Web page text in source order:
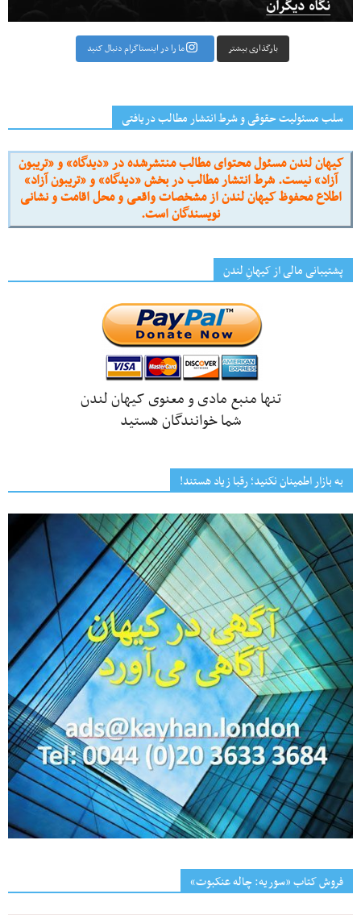
بارگذاری بیشتر ما را در اینستاگرام دنبال کنید
سلب مسئولیت حقوقی و شرط انتشار مطالب دریافتی
کیهان لندن مسئول محتوای مطالب منتشرشده در «دیدگاه» و «تریبون
آزاد» نیست. شرط انتشار مطالب در بخش «دیدگاه» و «تریبون آزاد»
اطلاع محفوظ کیهان لندن از مشخصات واقعی و محل اقامت و نشانی
نویسندگان است.
پشتیبانی مالی از کیهانِ لندن
تنها منبع مادی و معنوی کیهان لندن
شما خوانندگان هستید
به بازار اطمینان نکنید؛ رقبا زیاد هستند!
فروش کتاب «سوریه: چاله عنکبوت»